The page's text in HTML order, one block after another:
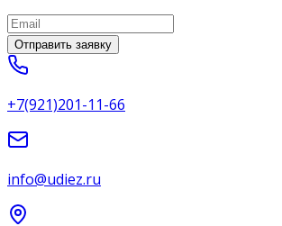
Отправить заявку
+7(921)201-11-66
info@udiez.ru